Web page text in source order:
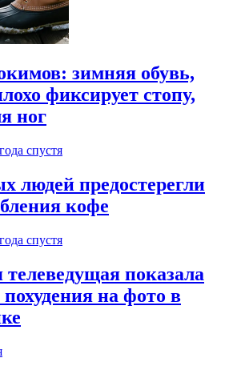
зимняя обувь,
фиксирует стопу,
ног
спустя
людей предостерегли
кофе
спустя
телеведущая показала
похудения на фото в